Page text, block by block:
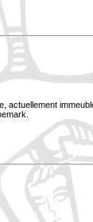
actuellement